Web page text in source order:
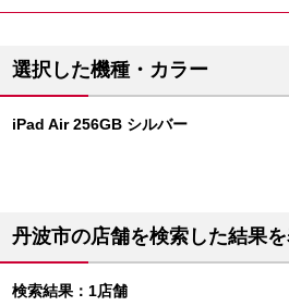
選択した機種・カラー
iPad Air 256GB シルバー
丹波市の店舗を検索した結果
検索結果：1店舗